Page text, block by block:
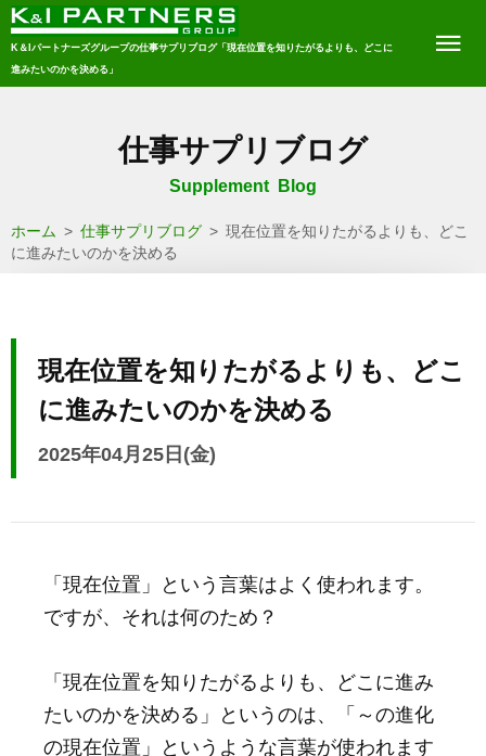
K＆Iパートナーズグループの仕事サプリブログ「現在位置を知りたがるよりも、どこに
進みたいのかを決める」
仕事サプリブログ
Supplement Blog
ホーム > 仕事サプリブログ > 現在位置を知りたがるよりも、どこ
に進みたいのかを決める
現在位置を知りたがるよりも、どこ
に進みたいのかを決める
2025年04月25日(金)
「現在位置」という言葉はよく使われます。
ですが、それは何のため？
「現在位置を知りたがるよりも、どこに進み
たいのかを決める」というのは、「～の進化
の現在位置」というような言葉が使われます